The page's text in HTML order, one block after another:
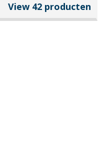
View 42 producten